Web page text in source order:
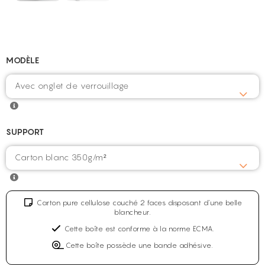
MODÈLE
Avec onglet de verrouillage
SUPPORT
Carton blanc 350g/m²
Carton pure cellulose couché 2 faces disposant d'une belle
blancheur.
Cette boîte est conforme à la norme ECMA.
Cette boîte possède une bande adhésive.